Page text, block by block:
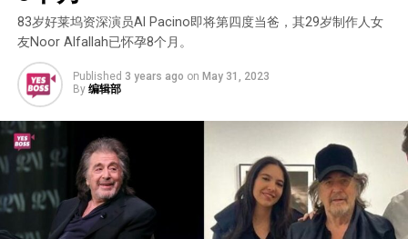
83岁好莱坞资深演员Al Pacino即将第四度当爸，其29岁制作人女
友Noor Alfallah已怀孕8个月。
Published 3 years ago on May 31, 2023
By 编辑部